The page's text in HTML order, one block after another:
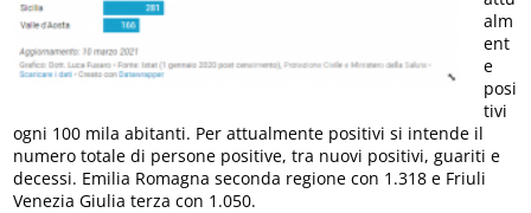
alm
ent
e
posi
tivi
ogni 100 mila abitanti. Per attualmente positivi si intende il
numero totale di persone positive, tra nuovi positivi, guariti e
decessi. Emilia Romagna seconda regione con 1.318 e Friuli
Venezia Giulia terza con 1.050.